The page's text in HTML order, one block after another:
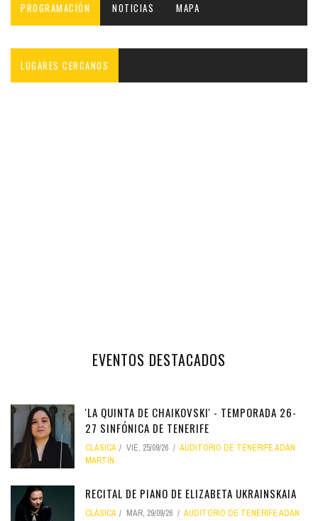
PROGRAMACIÓN NOTICIAS MAPA
LUGARES CERCANOS
EVENTOS DESTACADOS
'LA QUINTA DE CHAIKOVSKI' - TEMPORADA 26-
27 SINFÓNICA DE TENERIFE
CLÁSICA VIE, 25/09/26
AUDITORIO DE TENERIFE ADÁN
MARTÍN
RECITAL DE PIANO DE ELIZABETA UKRAINSKAIA
CLÁSICA MAR, 29/09/26
AUDITORIO DE TENERIFE ADÁN